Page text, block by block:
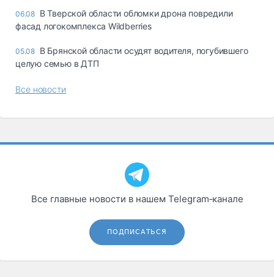
06.08 В Тверской области обломки дрона повредили
фасад логокомплекса Wildberries
05.08 В Брянской области осудят водителя, погубившего
целую семью в ДТП
Все новости
Все главные новости в нашем Telegram‑канале
ПОДПИСАТЬСЯ